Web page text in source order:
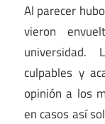
Al parecer
vieron
culpables y
opinión a los
en casos así